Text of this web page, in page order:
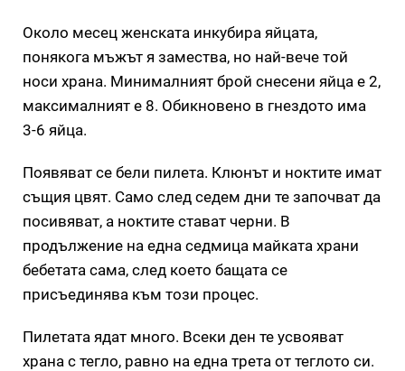
Около месец женската инкубира яйцата,
понякога мъжът я замества, но най-вече той
носи храна. Минималният брой снесени яйца е 2,
максималният е 8. Обикновено в гнездото има
3-6 яйца.
Появяват се бели пилета. Клюнът и ноктите имат
същия цвят. Само след седем дни те започват да
посивяват, а ноктите стават черни. В
продължение на една седмица майката храни
бебетата сама, след което бащата се
присъединява към този процес.
Пилетата ядат много. Всеки ден те усвояват
храна с тегло, равно на една трета от теглото си.